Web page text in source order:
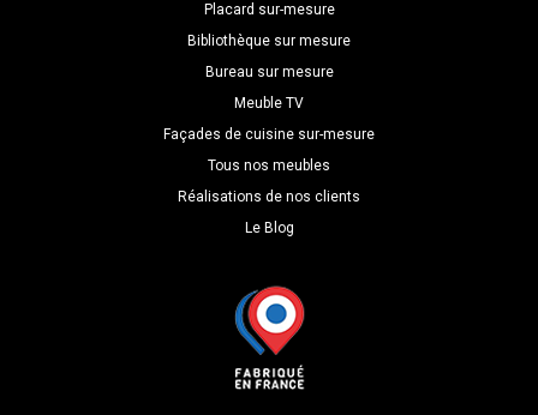
Placard sur-mesure
Bibliothèque sur mesure
Bureau sur mesure
Meuble TV
Façades de cuisine sur-mesure
Tous nos meubles
Réalisations de nos clients
Le Blog